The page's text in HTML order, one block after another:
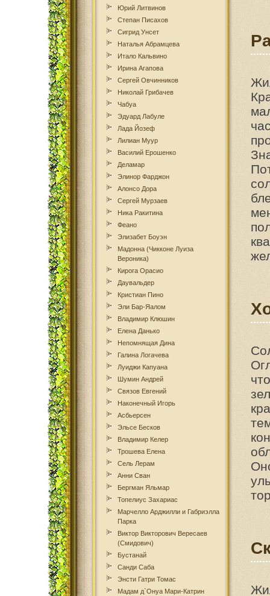
Юрий Литвинов
Степан Писахов
Сигрид Унсет
Наталья Абрамцева
Итало Кальвино
Ирина Агапова
Сергей Овчинников
Николай Грибачев
Чабуа
Эдуард Лабуле
Лада Йозеф
Лилиан Муур
Василий Ерошенко
Деламар
Элинор Фарджон
Алонсо Дора
Сергей Мурзаев
Ника Ракитина
Феано
Элизабет Боуэн
Мадонна (Чикконе Луиза
Вероника)
Кирога Орасио
Даувальдер
Кристиан Пино
Эли Бар-Яалом
Владимир Клюшин
Елена Данько
Непомнящая Дина
Галина Логачева
Луиджи Капуана
Шумин Андрей
Связов Евгений
Наконечный Игорь
Асбьерсен
Эльсе Бесков
Владимир Келер
Трошева Елена
Сель Лерам
Анни Сван
Бергман Яльмар
Топелиус Захариас
Марчелло Арджилли и Габриэлла
Парка
Виктор Викторович Вересаев
(Смидович)
Бустанай
Санди Саба
Энсти Гатри Томаc
Мадам д`Онуа Мари-Катрин